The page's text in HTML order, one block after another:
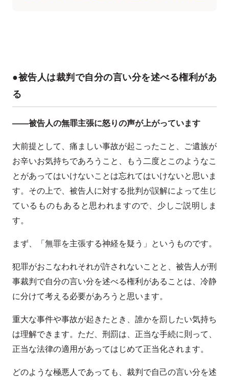
●被告人は裁判で自分の言い分を述べる権利があ
る
——被告人の無罪主張に怒りの声が上がっています
大前提として、痛ましい事故が起こったこと、ご遺族が
お辛いお気持ちであろうこと、もう二度とこのようなこ
とがあってはいけないことは忘れてはいけないと思いま
す。その上で、被告人に対する批判が誤解によって生じ
ているものもあると思われますので、少しご説明しま
す。
まず、「無罪を主張する神経を疑う」というものです。
犯罪がおこなわれそれが許されないことと、被告人が刑
事裁判で自分の言い分を述べる権利があることは、冷静
に分けて考える必要があろうと思います。
重大な事件や事故が起きたとき、誰かを罰したい気持ち
は理解できます。ただ、刑罰は、正当な手続に則って、
正当な法律の適用があってはじめて正当化されます。
どのような極悪人であっても、裁判で自己の言い分を述